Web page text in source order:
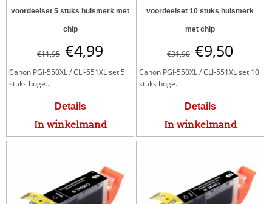
voordeelset 5 stuks huismerk met
chip
€11,95 €4,99
Canon PGI-550XL / CLI-551XL set 5
stuks hoge...
Details
In winkelmand
voordeelset 10 stuks huismerk
met chip
€31,90 €9,50
Canon PGI-550XL / CLI-551XL set 10
stuks hoge...
Details
In winkelmand